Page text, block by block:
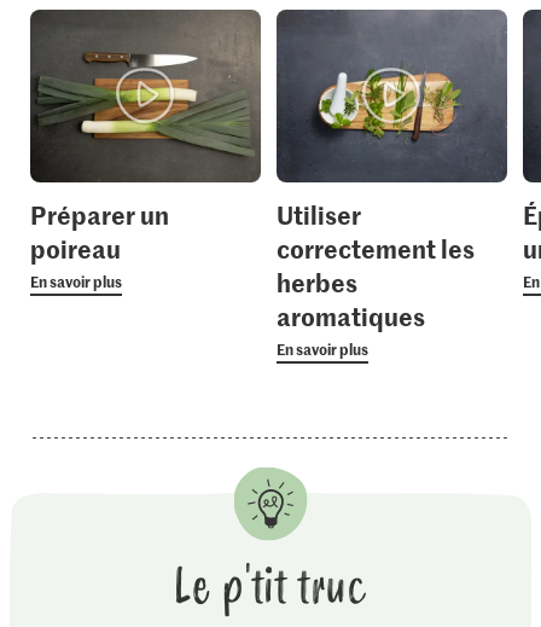
Préparer un
poireau
En savoir plus
Utiliser
correctement les
herbes
aromatiques
En savoir plus
Le p'tit truc